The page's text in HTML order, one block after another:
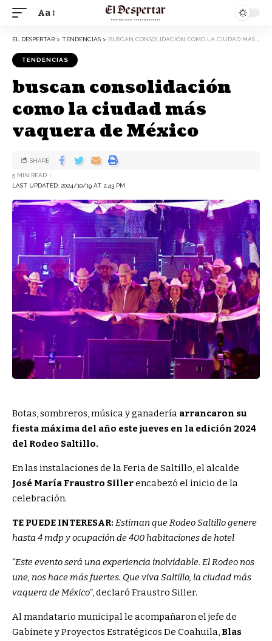
Aa
EL DESPERTAR > TENDENCIAS > BUSCAN CONSOLIDACIÓN COMO LA CIUDAD MÁS VAQUERA DE MÉXICO
TENDENCIAS
buscan consolidación
como la ciudad más
vaquera de México
LAST UPDATED: 2024/10/19 AT 2:43 PM
5 MIN READ
SHARE
Botas, sombreros, música y ganadería arrancaron su
fiesta máxima del año este jueves en la edición 2024
del Rodeo Saltillo.
En las instalaciones de la Feria de Saltillo, el alcalde
José María Fraustro Sillerencabezó el inicio de la
celebración.
TE PUEDE INTERESAR: Estiman que Rodeo Saltillo genere
hasta 4 mdp y ocupación de 400 habitaciones de hotel
“Este evento será una experiencia inolvidable. El Rodeo nos
une, nos hace más fuertes. Que viva Saltillo, la ciudad más
vaquera de México”, declaró Fraustro Siller.
Al mandatario municipal le acompañaron el jefe de
Gabinete y Proyectos Estratégicos De Coahuila, Blas